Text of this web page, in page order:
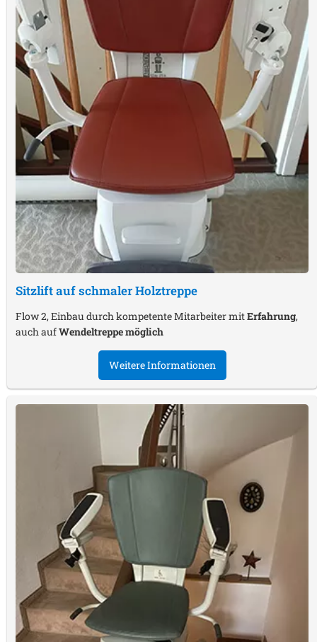
Sitzlift auf schmaler Holztreppe
Flow 2, Einbau durch kompetente Mitarbeiter mitErfahrung,
auch aufWendeltreppe möglich
Weitere Informationen